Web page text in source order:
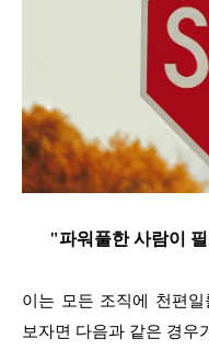
"파워풀한 사람이
이는 모든 조직에 천편
보자면 다음과 같은 경우